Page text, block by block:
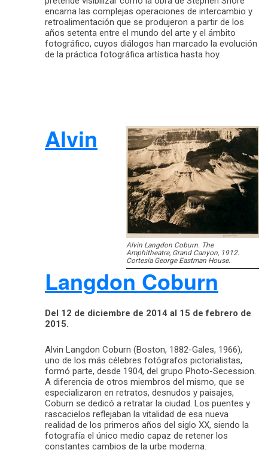
encarna las complejas operaciones de intercambio y
retroalimentación que se produjeron a partir de los
años setenta entre el mundo del arte y el ámbito
fotográfico, cuyos diálogos han marcado la evolución
de la práctica fotográfica artística hasta hoy.
Alvin Langdon Coburn. The
Amphitheatre, Grand Canyon, 1912.
Cortesía George Eastman House.
Alvin
Langdon Coburn
Del 12 de diciembre de 2014 al 15 de febrero de
2015.
Alvin Langdon Coburn (Boston, 1882-Gales, 1966),
uno de los más célebres fotógrafos pictorialistas,
formó parte, desde 1904, del grupo Photo-Secession.
A diferencia de otros miembros del mismo, que se
especializaron en retratos, desnudos y paisajes,
Coburn se dedicó a retratar la ciudad. Los puentes y
rascacielos reflejaban la vitalidad de esa nueva
realidad de los primeros años del siglo XX, siendo la
fotografía el único medio capaz de retener los
constantes cambios de la urbe moderna.